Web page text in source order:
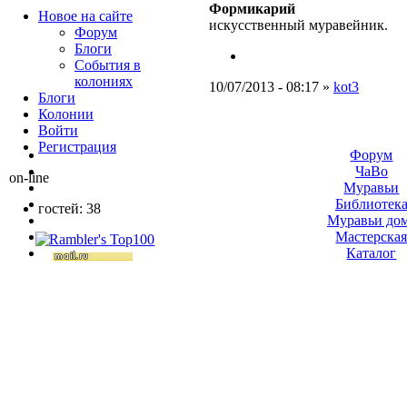
Формикарий
искусственный муравейник.
10/07/2013 - 08:17 » kot3
Новое на сайте
Форум
Блоги
События в
колониях
Блоги
Колонии
Войти
Peгиcтpaция
on-line
гостей: 38
Форум
ЧаВо
Муравьи
Библиотека
Муравьи
Мастерская
Каталог